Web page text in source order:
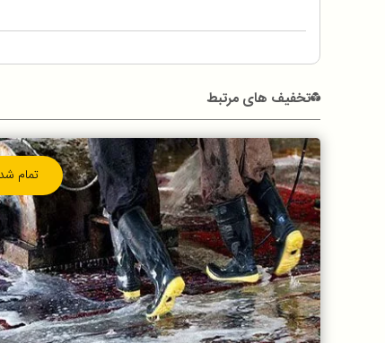
تخفیف های مرتبط
تمام